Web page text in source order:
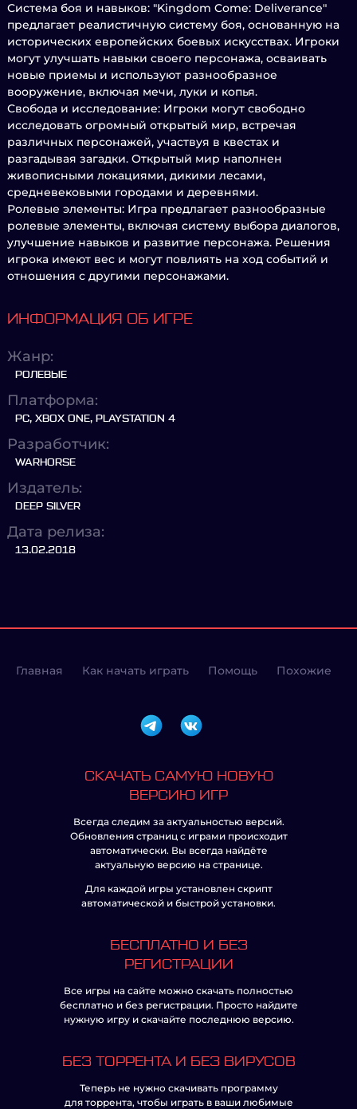
Система боя и навыков: "Kingdom Come: Deliverance"
предлагает реалистичную систему боя, основанную на
исторических европейских боевых искусствах. Игроки
могут улучшать навыки своего персонажа, осваивать
новые приемы и используют разнообразное
вооружение, включая мечи, луки и копья.
Свобода и исследование: Игроки могут свободно
исследовать огромный открытый мир, встречая
различных персонажей, участвуя в квестах и
разгадывая загадки. Открытый мир наполнен
живописными локациями, дикими лесами,
средневековыми городами и деревнями.
Ролевые элементы: Игра предлагает разнообразные
ролевые элементы, включая систему выбора диалогов,
улучшение навыков и развитие персонажа. Решения
игрока имеют вес и могут повлиять на ход событий и
отношения с другими персонажами.
ИНФОРМАЦИЯ ОБ ИГРЕ
Жанр:
РОЛЕВЫЕ
Платформа:
PC, XBOX ONE, PLAYSTATION 4
Разработчик:
WARHORSE
Издатель:
DEEP SILVER
Дата релиза:
13.02.2018
Главная Как начать играть Помощь Похожие
СКАЧАТЬ САМУЮ НОВУЮ
ВЕРСИЮ ИГР
Всегда следим за актуальностью версий.
Обновления страниц с играми происходит
автоматически. Вы всегда найдёте
актуальную версию на странице.
Для каждой игры установлен скрипт
автоматической и быстрой установки.
БЕСПЛАТНО И БЕЗ
РЕГИСТРАЦИИ
Все игры на сайте можно скачать полностью
бесплатно и без регистрации. Просто найдите
нужную игру и скачайте последнюю версию.
БЕЗ ТОРРЕНТА И БЕЗ ВИРУСОВ
Теперь не нужно скачивать программу
для торрента, чтобы играть в ваши любимые